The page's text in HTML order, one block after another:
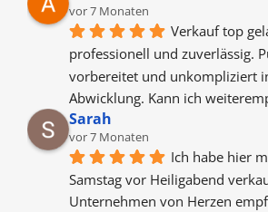
vor 7 Monaten
Verkauf top
professionell und zuverlässig.
vorbereitet und unkompliziert
Abwicklung. Kann ich
Sarah
vor 7 Monaten
Ich habe hier
Samstag vor Heiligabend
Unternehmen von Herzen